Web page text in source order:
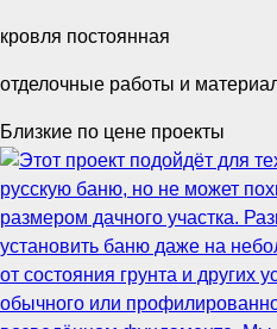
кровля постоянная
отделочные работы и
Близкие по цене проекты